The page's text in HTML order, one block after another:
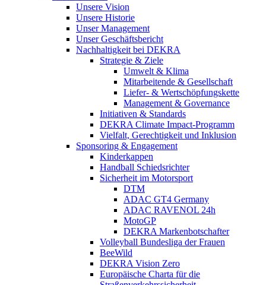
Unsere Vision
Unsere Historie
Unser Management
Unser Geschäftsbericht
Nachhaltigkeit bei DEKRA
Strategie & Ziele
Umwelt & Klima
Mitarbeitende & Gesellschaft
Liefer- & Wertschöpfungskette
Management & Governance
Initiativen & Standards
DEKRA Climate Impact-Programm
Vielfalt, Gerechtigkeit und Inklusion​
Sponsoring & Engagement
Kinderkappen
Handball Schiedsrichter
Sicherheit im Motorsport
DTM
ADAC GT4 Germany
ADAC RAVENOL 24h
MotoGP
DEKRA Markenbotschafter
Volleyball Bundesliga der Frauen
BeeWild
DEKRA Vision Zero
Europäische Charta für die